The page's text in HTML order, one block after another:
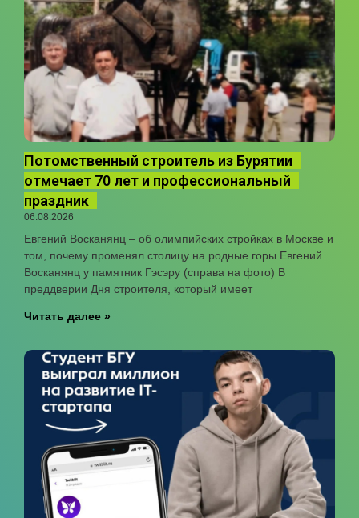
Потомственный строитель из Бурятии
отмечает 70 лет и профессиональный
праздник
06.08.2026
Евгений Восканянц – об олимпийских стройках в Москве и
том, почему променял столицу на родные горы Евгений
Восканянц у памятник Гэсэру (справа на фото) В
преддверии Дня строителя, который имеет
Читать далее »